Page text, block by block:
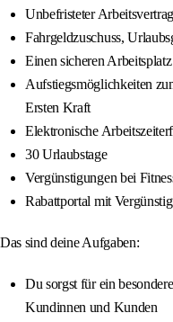
Unbefristeter Arbeitsvertrag
Fahrgeldzuschuss,
Einen sicheren
Aufstiegsmöglichkeiten
Ersten Kraft
Elektronische
30 Urlaubstage
Vergünstigungen bei
Rabattportal mit
Das sind deine Aufgaben:
Du sorgst für ein
Kundinnen und Kunden